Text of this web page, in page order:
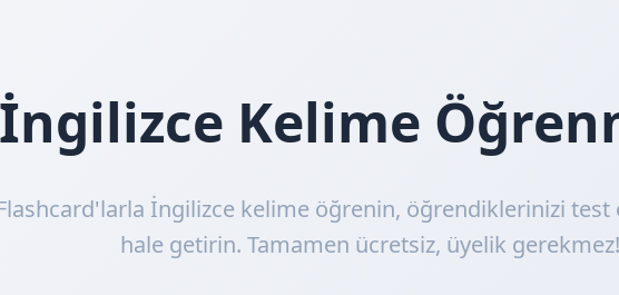
Kelime
İngilizce kelime öğrenin, öğrendiklerinizi test
hale getirin. Tamamen ücretsiz, üyelik gerekmez!